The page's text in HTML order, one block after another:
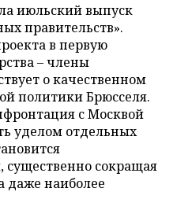
июльский выпуск
правительств».
в первую
– члены
о качественном
политики Брюсселя.
с Москвой
уделом отдельных
сокращая
даже наиболее